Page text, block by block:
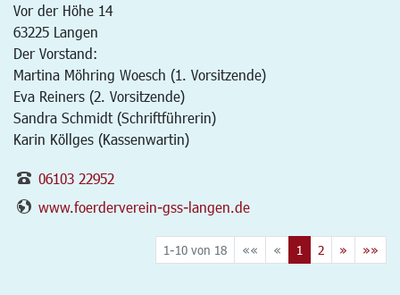
Vor der Höhe 14
63225 Langen
Der Vorstand:
Martina Möhring Woesch (1. Vorsitzende)
Eva Reiners (2. Vorsitzende)
Sandra Schmidt (Schriftführerin)
Karin Köllges (Kassenwartin)
06103 22952
www.foerderverein-gss-langen.de
1-10 von 18 «« « 1 2 » »»